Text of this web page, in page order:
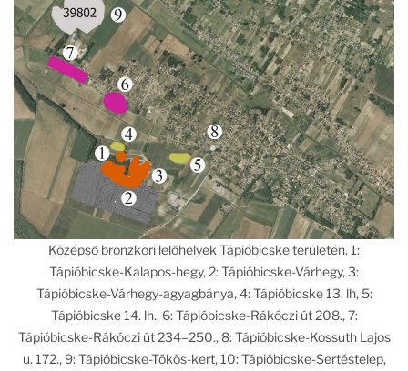
Középső bronzkori lelőhelyek Tápióbicske területén. 1:
Tápióbicske-Kalapos-hegy, 2: Tápióbicske-Várhegy, 3:
Tápióbicske-Várhegy-agyagbánya, 4: Tápióbicske 13. lh, 5:
Tápióbicske 14. lh., 6: Tápióbicske-Rákóczi út 208., 7:
Tápióbicske-Rákóczi út 234–250., 8: Tápióbicske-Kossuth Lajos
u. 172., 9: Tápióbicske-Tökös-kert, 10: Tápióbicske-Sertéstelep,